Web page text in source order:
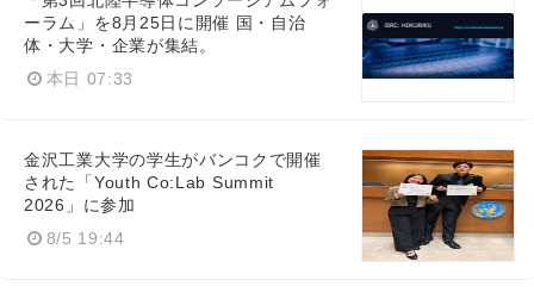
ーラム」を8月25日に開催 国・自治
体・大学・企業が集結。
本日 07:33
金沢工業大学の学生がバンコクで開催
された「Youth Co:Lab Summit
2026」に参加
8/5 19:44